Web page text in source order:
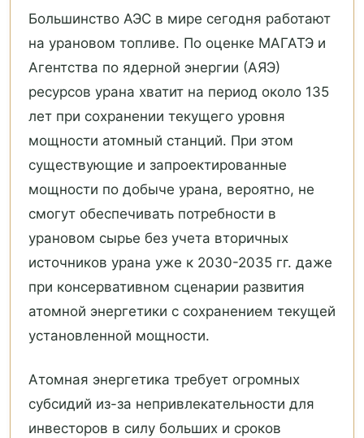
Большинство АЭС в мире сегодня работают
на урановом топливе. По оценке МАГАТЭ и
Агентства по ядерной энергии (АЯЭ)
ресурсов урана хватит на период около 135
лет при сохранении текущего уровня
мощности атомный станций. При этом
существующие и запроектированные
мощности по добыче урана, вероятно, не
смогут обеспечивать потребности в
урановом сырье без учета вторичных
источников урана уже к 2030-2035 гг. даже
при консервативном сценарии развития
атомной энергетики с сохранением текущей
установленной мощности.
Атомная энергетика требует огромных
субсидий из-за непривлекательности для
инвесторов в силу больших и сроков